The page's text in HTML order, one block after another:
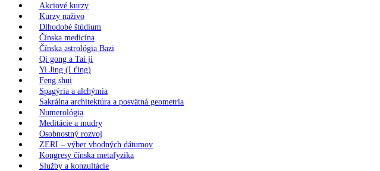
Akciové kurzy
Kurzy naživo
Dlhodobé štúdium
Čínska medicína
Čínska astrológia Bazi
Qi gong a Tai ji
Yi Jing (I ťing)
Feng shui
Spagýria a alchýmia
Sakrálna architektúra a posvätná geometria
Numerológia
Meditácie a mudry
Osobnostný rozvoj
ZERI – výber vhodných dátumov
Kongresy čínska metafyzika
Služby a konzultácie